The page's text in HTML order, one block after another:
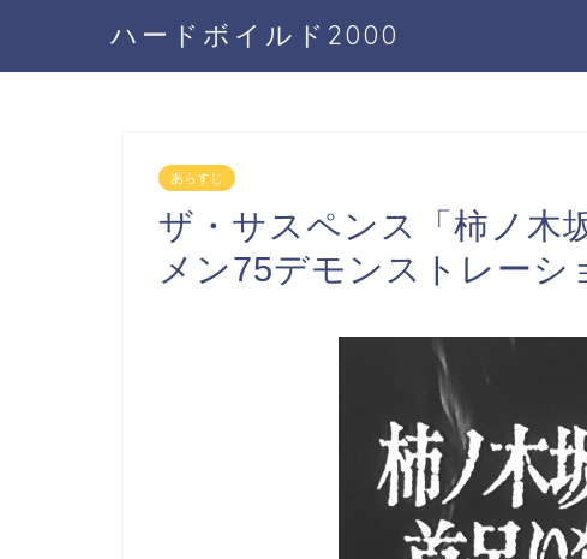
ハードボイルド2000
あらすじ
ザ・サスペンス「柿ノ木
メン75デモンストレーシ